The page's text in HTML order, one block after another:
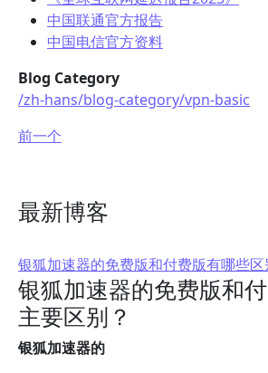
中国联通官方报告
中国电信官方资料
Blog Category
/zh-hans/blog-category/vpn-basic
前一个
最新博客
银狐加速器的免费版和付费版有哪些区
银狐加速器的免费版和
主要区别？
银狐加速器的